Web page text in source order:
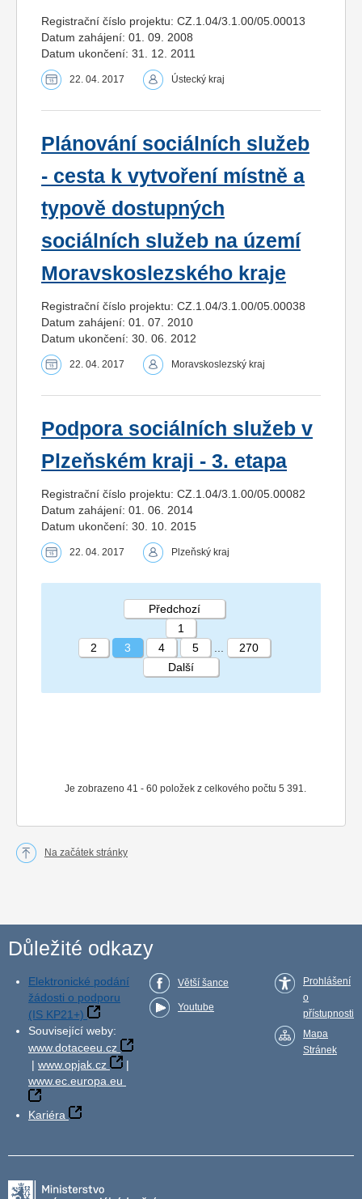
Registrační číslo projektu: CZ.1.04/3.1.00/05.00013
Datum zahájení: 01. 09. 2008
Datum ukončení: 31. 12. 2011
22. 04. 2017 Ústecký kraj
Plánování sociálních služeb
- cesta k vytvoření místně a
typově dostupných
sociálních služeb na území
Moravskoslezského kraje
Registrační číslo projektu: CZ.1.04/3.1.00/05.00038
Datum zahájení: 01. 07. 2010
Datum ukončení: 30. 06. 2012
22. 04. 2017 Moravskoslezský kraj
Podpora sociálních služeb v
Plzeňském kraji - 3. etapa
Registrační číslo projektu: CZ.1.04/3.1.00/05.00082
Datum zahájení: 01. 06. 2014
Datum ukončení: 30. 10. 2015
22. 04. 2017 Plzeňský kraj
STRÁNKA 3 270
Je zobrazeno 41 - 60 položek z celkového počtu 5 391.
Předchozí
1
2
3 4 5
270
Další
Na začátek stránky
Důležité odkazy
Elektronické podání
žádosti o podporu
(IS KP21+)
Související weby:
www.dotaceeu.cz
| www.opjak.cz
|
www.ec.europa.eu
Kariéra
Větší šance
Youtube
Prohlášení
o
přístupnosti
Mapa
Stránek